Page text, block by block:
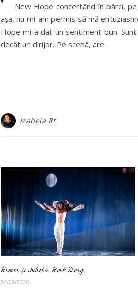
New Hope concertând în bărci,
așa, nu mi-am permis să mă
Hope mi-a dat un sentiment bun.
decât un dirijor. Pe scenă, are…
Izabela Rt
Romeo și Julieta. Rock Story
24/02/2026